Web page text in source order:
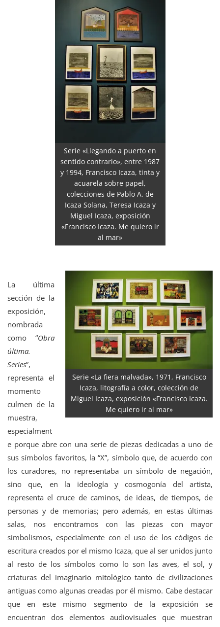
Serie «Llegando a puerto en
sentido contrario», entre 1987
y 1994, Francisco Icaza, tinta y
acuarela sobre papel,
colecciones de Pablo A. de
Icaza Solana, Teresa Icaza y
Miguel Icaza, exposición
«Francisco Icaza. Me quiero ir
al mar»
Serie «La fiera malvada», 1971, Francisco
Icaza, litografía a color, colección de
Miguel Icaza, exposición «Francisco Icaza.
Me quiero ir al mar»
La última
sección de la
exposición,
nombrada
como “Obra
última.
Series”,
representa el
momento
culmen de la
muestra,
especialment
e porque abre con una serie de piezas dedicadas a uno de
sus símbolos favoritos, la “X”, símbolo que, de acuerdo con
los curadores, no representaba un símbolo de negación,
sino que, en la ideología y cosmogonía del artista,
representa el cruce de caminos, de ideas, de tiempos, de
personas y de memorias; pero además, en estas últimas
salas, nos encontramos con las piezas con mayor
simbolismos, especialmente con el uso de los códigos de
escritura creados por el mismo Icaza, que al ser unidos junto
al resto de los símbolos como lo son las aves, el sol, y
criaturas del imaginario mitológico tanto de civilizaciones
antiguas como algunas creadas por él mismo. Cabe destacar
que en este mismo segmento de la exposición se
encuentran dos elementos audiovisuales que muestran